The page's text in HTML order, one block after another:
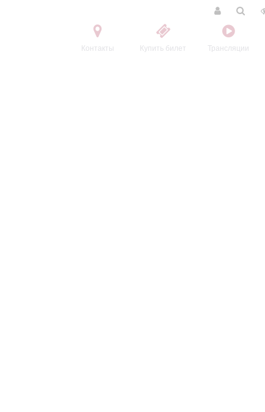
Контакты Купить билет Трансляции